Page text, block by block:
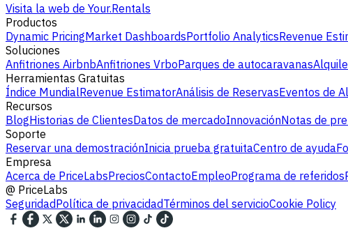
Visita la web de Your.Rentals
Productos
Dynamic PricingMarket DashboardsPortfolio AnalyticsRevenue
Soluciones
Anfitriones AirbnbAnfitriones VrboParques de autocaravanas
Herramientas Gratuitas
Índice MundialRevenue EstimatorAnálisis de ReservasEventos de
Recursos
BlogHistorias de ClientesDatos de mercadoInnovaciónNotas de
Soporte
Reservar una demostraciónInicia prueba gratuitaCentro de ayuda
Empresa
Acerca de PriceLabsPreciosContactoEmpleoPrograma de referidos
@ PriceLabs
SeguridadPolítica de privacidadTérminos del servicioCookie Policy